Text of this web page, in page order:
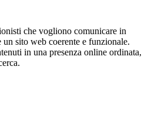
che vogliono comunicare in
sito web coerente e funzionale.
in una presenza online ordinata,